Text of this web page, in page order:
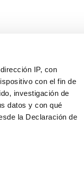
IP, con
con el fin de
investigación de
datos y con qué
la Declaración de